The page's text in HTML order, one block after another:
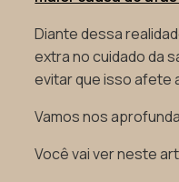
Diante dessa
extra no cuidado da
evitar que isso afete
Vamos nos
Você vai ver neste